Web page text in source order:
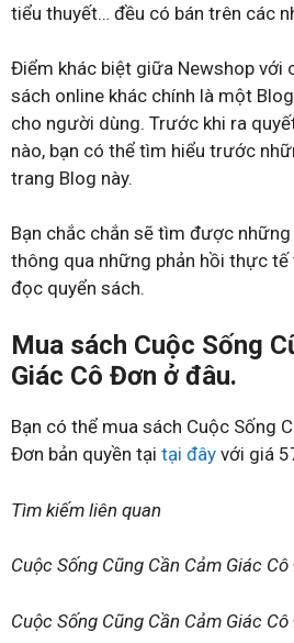
tiểu thuyết… đều có bán trên các
Điểm khác biệt giữa Newshop với
sách online khác chính là một
cho người dùng. Trước khi ra
nào, bạn có thể tìm hiểu trước
trang Blog này.
Bạn chắc chắn sẽ tìm được
thông qua những phản hồi thực
đọc quyển sách.
Mua sách Cuộc Sống
Giác Cô Đơn ở đâu.
Bạn có thể mua sách Cuộc Sống
Đơn bản quyền tại tại đây với giá
Tìm kiếm liên quan
Cuộc Sống Cũng Cần Cảm Giác
Cuộc Sống Cũng Cần Cảm Giác